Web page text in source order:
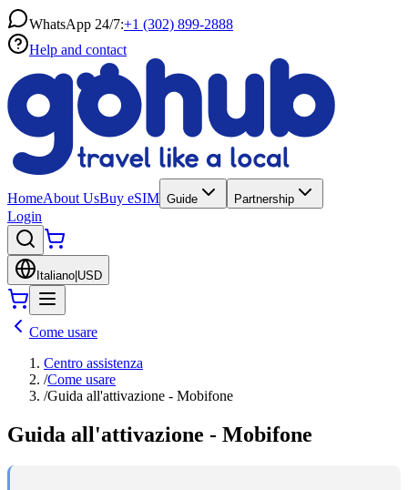
WhatsApp 24/7:+1 (302) 899-2888
Help and contact
HomeAbout UsBuy eSIM Guide Partnership
Login
Italiano USD
Come usare
Centro assistenza
/Come usare
/Guida all'attivazione - Mobifone
Guida all'attivazione - Mobifone